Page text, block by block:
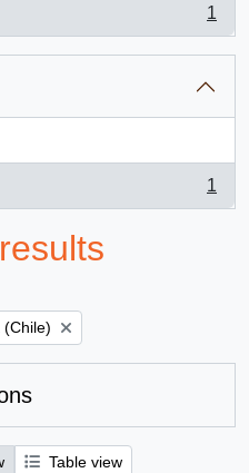
1
1
filter:
(Chile)
Table view